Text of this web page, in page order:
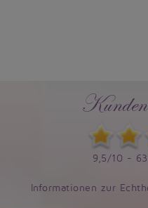
9,5/10 -
Informationen zur